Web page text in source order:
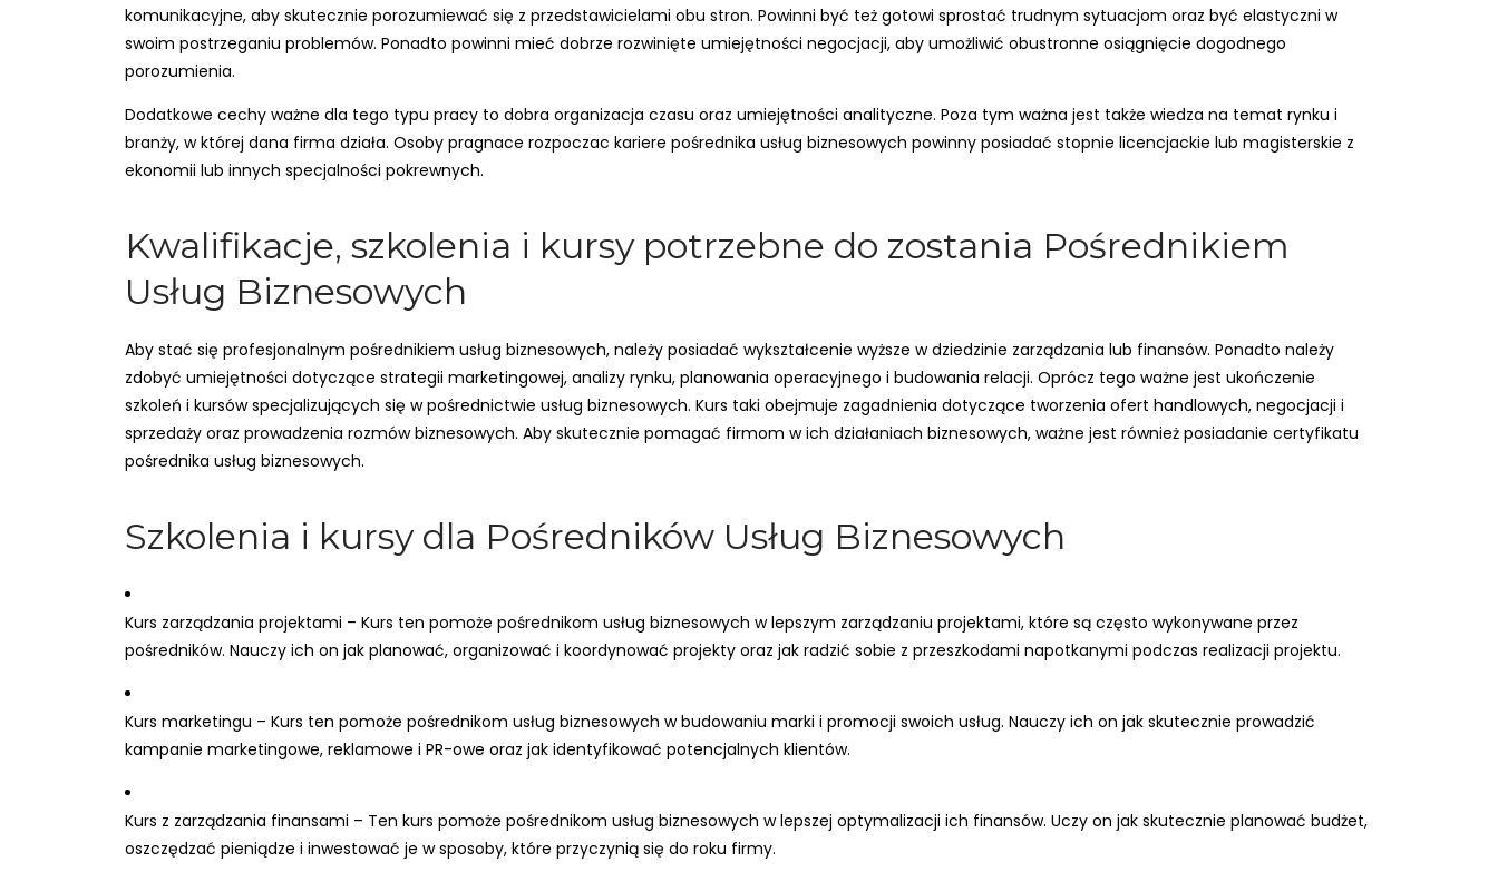
komunikacyjne, aby skutecznie porozumiewać się z przedstawicielami obu stron. Powinni być też gotowi sprostać trudnym sytuacjom oraz być elastyczni w
swoim postrzeganiu problemów. Ponadto powinni mieć dobrze rozwinięte umiejętności negocjacji, aby umożliwić obustronne osiągnięcie dogodnego
porozumienia.
Dodatkowe cechy ważne dla tego typu pracy to dobra organizacja czasu oraz umiejętności analityczne. Poza tym ważna jest także wiedza na temat rynku i
branży, w której dana firma działa. Osoby pragnace rozpoczac kariere pośrednika usług biznesowych powinny posiadać stopnie licencjackie lub magisterskie z
ekonomii lub innych specjalności pokrewnych.
Kwalifikacje, szkolenia i kursy potrzebne do zostania Pośrednikiem
Usług Biznesowych
Aby stać się profesjonalnym pośrednikiem usług biznesowych, należy posiadać wykształcenie wyższe w dziedzinie zarządzania lub finansów. Ponadto należy
zdobyć umiejętności dotyczące strategii marketingowej, analizy rynku, planowania operacyjnego i budowania relacji. Oprócz tego ważne jest ukończenie
szkoleń i kursów specjalizujących się w pośrednictwie usług biznesowych. Kurs taki obejmuje zagadnienia dotyczące tworzenia ofert handlowych, negocjacji i
sprzedaży oraz prowadzenia rozmów biznesowych. Aby skutecznie pomagać firmom w ich działaniach biznesowych, ważne jest również posiadanie certyfikatu
pośrednika usług biznesowych.
Szkolenia i kursy dla Pośredników Usług Biznesowych
Kurs zarządzania projektami – Kurs ten pomoże pośrednikom usług biznesowych w lepszym zarządzaniu projektami, które są często wykonywane przez
pośredników. Nauczy ich on jak planować, organizować i koordynować projekty oraz jak radzić sobie z przeszkodami napotkanymi podczas realizacji projektu.
Kurs marketingu – Kurs ten pomoże pośrednikom usług biznesowych w budowaniu marki i promocji swoich usług. Nauczy ich on jak skutecznie prowadzić
kampanie marketingowe, reklamowe i PR-owe oraz jak identyfikować potencjalnych klientów.
Kurs z zarządzania finansami – Ten kurs pomoże pośrednikom usług biznesowych w lepszej optymalizacji ich finansów. Uczy on jak skutecznie planować budżet,
oszczędzać pieniądze i inwestować je w sposoby, które przyczynią się do roku firmy.